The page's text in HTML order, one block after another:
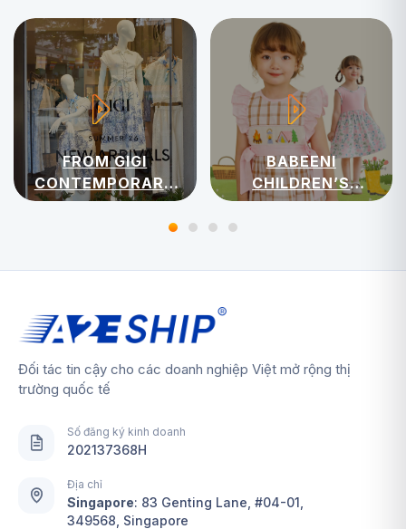
FROM GIGI
CONTEMPORARY
WOMENSWEAR
BABEENI
CHILDREN’S
APPAREL
Đối tác tin cậy cho các doanh nghiệp Việt mở rộng thị
trường quốc tế
Số đăng ký kinh doanh
202137368H
Địa chỉ
Singapore: 83 Genting Lane, #04-01,
349568, Singapore